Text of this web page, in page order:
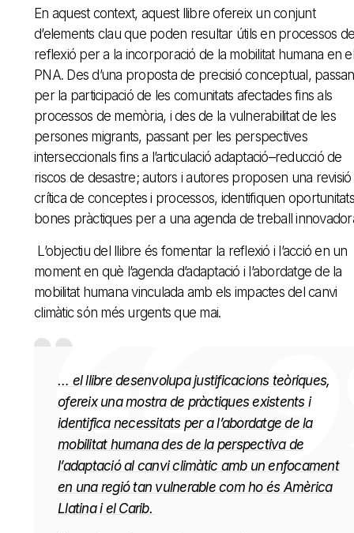
En aquest context, aquest llibre ofereix un conjunt
d’elements clau que poden resultar útils en processos de
reflexió per a la incorporació de la mobilitat humana en
PNA. Des d’una proposta de precisió conceptual,
per la participació de les comunitats afectades fins als
processos de memòria, i des de la vulnerabilitat de les
persones migrants, passant per les perspectives
interseccionals fins a l’articulació adaptació–reducció de
riscos de desastre; autors i autores proposen una revisió
crítica de conceptes i processos, identifiquen
bones pràctiques per a una agenda de treball
L’objectiu del llibre és fomentar la reflexió i l’acció en un
moment en què l’agenda d’adaptació i l’abordatge de la
mobilitat humana vinculada amb els impactes del canvi
climàtic són més urgents que mai.
… el llibre desenvolupa justificacions teòriques,
ofereix una mostra de pràctiques existents i
identifica necessitats per a l’abordatge de la
mobilitat humana des de la perspectiva de
l’adaptació al canvi climàtic amb un enfocament
en una regió tan vulnerable com ho és Amèrica
Llatina i el Carib.